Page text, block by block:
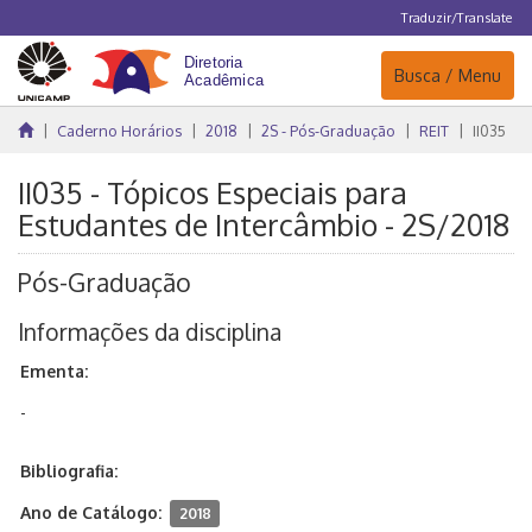
Traduzir/Translate
Navegação
Busca / Menu
Caderno Horários 2018 2S - Pós-Graduação REIT II035
II035 - Tópicos Especiais para
Estudantes de Intercâmbio - 2S/2018
Pós-Graduação
Informações da disciplina
Ementa:
-
Bibliografia:
Ano de Catálogo: 2018